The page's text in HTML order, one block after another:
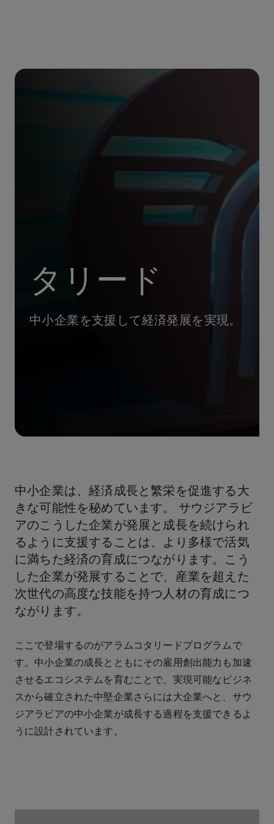
タリード
中小企業を支援して経済発展を実現。
中小企業は、経済成長と繁栄を促進する大
きな可能性を秘めています。 サウジアラビ
アのこうした企業が発展と成長を続けられ
るように支援することは、より多様で活気
に満ちた経済の育成につながります。こう
した企業が発展することで、産業を超えた
次世代の高度な技能を持つ人材の育成につ
ながります。
ここで登場するのがアラムコタリードプログラムで
す。中小企業の成長とともにその雇用創出能力も加速
させるエコシステムを育むことで、実現可能なビジネ
スから確立された中堅企業さらには大企業へと、サウ
ジアラビアの中小企業が成長する過程を支援できるよ
うに設計されています。